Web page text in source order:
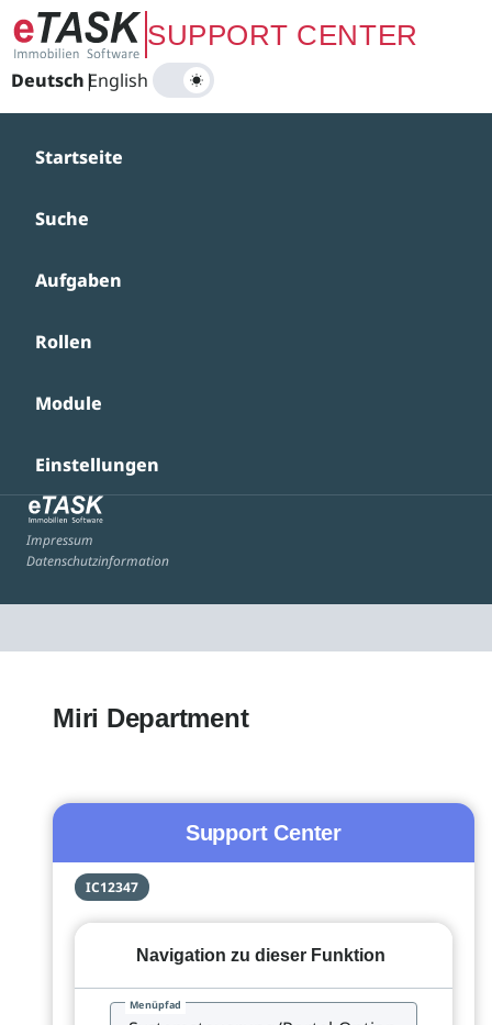
Zum Hauptinhalt springenSUPPORT CENTER
Deutsch|
English
Startseite
Suche
Aufgaben
Rollen
Module
Einstellungen
Impressum
Datenschutzinformation
Miri Department
Support Center
IC12347
Navigation zu dieser Funktion
Menüpfad